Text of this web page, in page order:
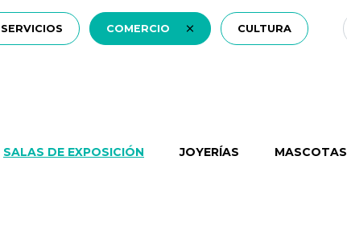
SERVICIOS COMERCIO CULTURA
SALAS DE EXPOSICIÓN JOYERÍAS MASCOTAS